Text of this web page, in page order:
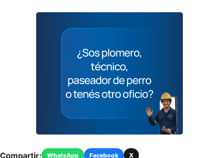
Compartir: WhatsApp Facebook X